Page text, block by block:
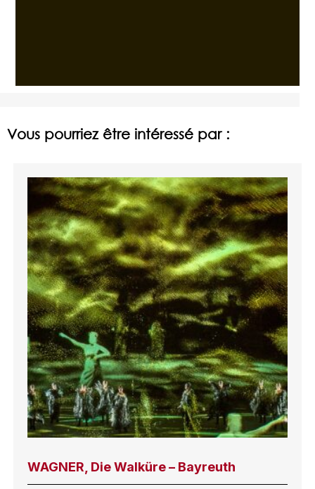
Vous pourriez être intéressé par :
WAGNER, Die Walküre – Bayreuth